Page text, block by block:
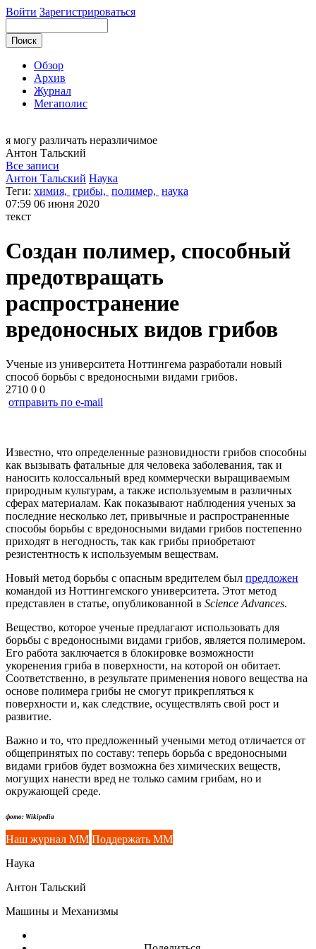
Войти Зарегистрироваться
Обзор
Архив
Журнал
Мегаполис
я могу различать неразличимое
Антон Тальский
Все записи
Антон Тальский Наука
Теги: химия, грибы, полимер, наука
07:59 06 июня 2020
текст
Создан полимер, способный
предотвращать
распространение
вредоносных видов грибов
Ученые из университета Ноттингема разработали новый
способ борьбы с вредоносными видами грибов.
2710 0 0
отправить по e-mail
Известно, что определенные разновидности грибов способны
как вызывать фатальные для человека заболевания, так и
наносить колоссальный вред коммерчески выращиваемым
природным культурам, а также используемым в различных
сферах материалам. Как показывают наблюдения ученых за
последние несколько лет, привычные и распространенные
способы борьбы с вредоносными видами грибов постепенно
приходят в негодность, так как грибы приобретают
резистентность к используемым веществам.
Новый метод борьбы с опасным вредителем был предложен
командой из Ноттингемского университета. Этот метод
представлен в статье, опубликованной в Science Advances.
Вещество, которое ученые предлагают использовать для
борьбы с вредоносными видами грибов, является полимером.
Его работа заключается в блокировке возможности
укоренения гриба в поверхности, на которой он обитает.
Соответственно, в результате применения нового вещества на
основе полимера грибы не смогут прикрепляться к
поверхности и, как следствие, осуществлять свой рост и
развитие.
Важно и то, что предложенный учеными метод отличается от
общепринятых по составу: теперь борьба с вредоносными
видами грибов будет возможна без химических веществ,
могущих нанести вред не только самим грибам, но и
окружающей среде.
фото: Wikipedia
Наш журнал ММ Поддержать ММ
Наука
Антон Тальский
Машины и Механизмы